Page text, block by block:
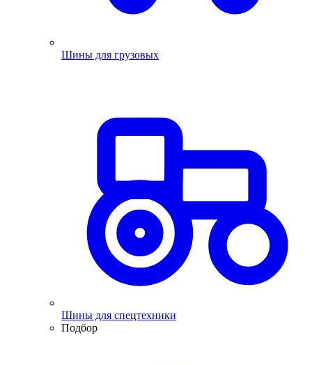
Шины для грузовых
Шины для спецтехники
Подбор